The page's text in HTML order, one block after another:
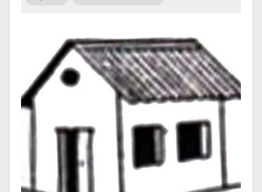
सूचना
अन्तर्राष्ट्रिय
स्वास्थ्य
विज्ञापन
Tech